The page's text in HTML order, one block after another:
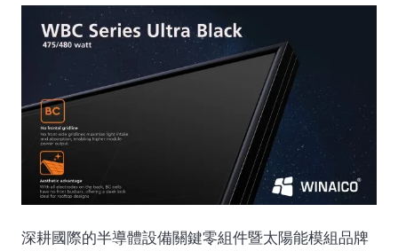
深耕國際的半導體設備關鍵零組件暨太陽能模組品牌